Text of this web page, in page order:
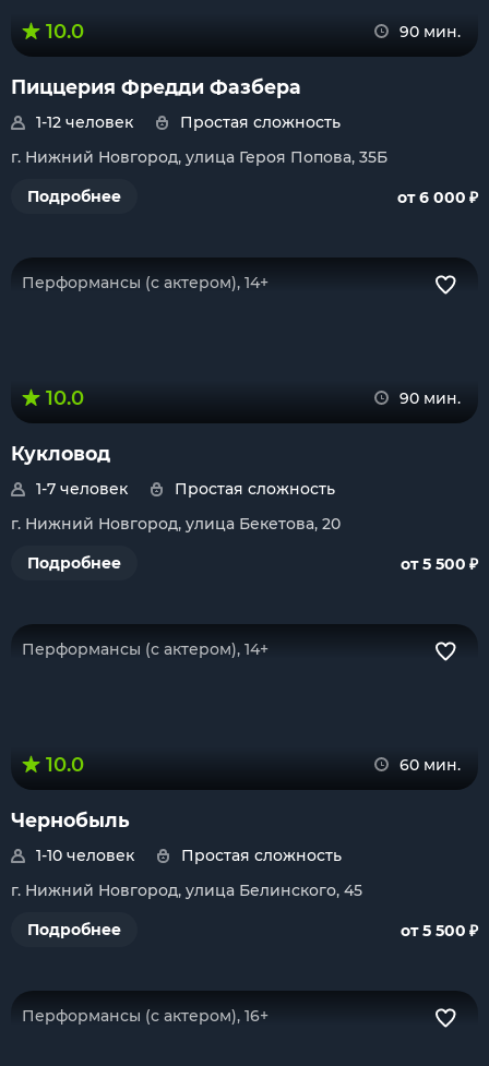
10.0 90 мин.
Пиццерия Фредди Фазбера
1-12 человек
Простая сложность
г. Нижний Новгород, улица Героя Попова, 35Б
Подробнее
от 6 000 ₽
Перформансы (с актером), 14+
10.0 90 мин.
Кукловод
1-7 человек
Простая сложность
г. Нижний Новгород, улица Бекетова, 20
Подробнее
от 5 500 ₽
Перформансы (с актером), 14+
10.0 60 мин.
Чернобыль
1-10 человек
Простая сложность
г. Нижний Новгород, улица Белинского, 45
Подробнее
от 5 500 ₽
Перформансы (с актером), 16+